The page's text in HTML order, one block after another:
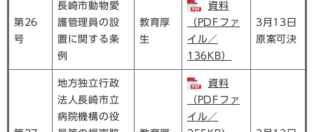
第26
号
長崎市動物愛
護管理員の設
置に関する条
例
教育厚
生
資料
（PDFファ
イル／
136KB）
3月13日
原案可決
地方独立行政
法人長崎市立
病院機構の役
資料
（PDFファ
イル／